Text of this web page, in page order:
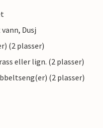
Dusj
(2 plasser)
eller lign. (2 plasser)
(2 plasser)